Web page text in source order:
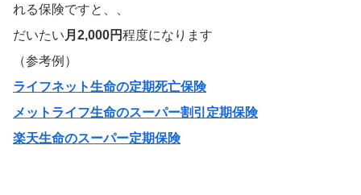
れる保険ですと、、
だいたい 月2,000円程度になります
（参考例）
ライフネット生命の定期死亡保険
メットライフ生命のスーパー割引定期保険
楽天生命のスーパー定期保険